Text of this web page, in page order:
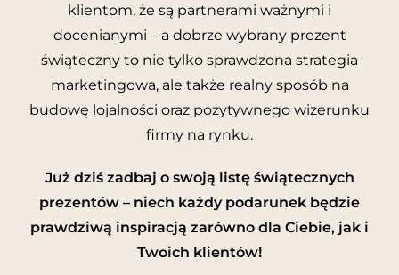
klientom, że są partnerami ważnymi i
docenianymi – a dobrze wybrany prezent
świąteczny to nie tylko sprawdzona strategia
marketingowa, ale także realny sposób na
budowę lojalności oraz pozytywnego wizerunku
firmy na rynku.
Już dziś zadbaj o swoją listę świątecznych
prezentów – niech każdy podarunek będzie
prawdziwą inspiracją zarówno dla Ciebie, jak i
Twoich klientów!